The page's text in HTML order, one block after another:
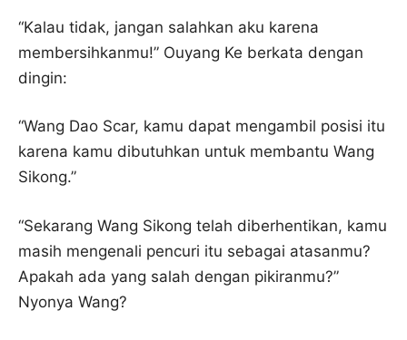
“Kalau tidak, jangan salahkan aku karena
membersihkanmu!” Ouyang Ke berkata dengan
dingin:
“Wang Dao Scar, kamu dapat mengambil posisi itu
karena kamu dibutuhkan untuk membantu Wang
Sikong.”
“Sekarang Wang Sikong telah diberhentikan, kamu
masih mengenali pencuri itu sebagai atasanmu?
Apakah ada yang salah dengan pikiranmu?”
Nyonya Wang?